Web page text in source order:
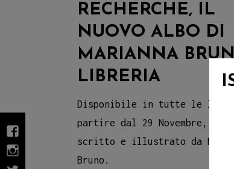
fb
INSTAGRAM
RECHERCHE, IL
NUOVO ALBO DI
MARIANNA
LIBRERIA
Disponibile in tutte le
partire dal 29 Novembre,
scritto e illustrato da
Bruno.